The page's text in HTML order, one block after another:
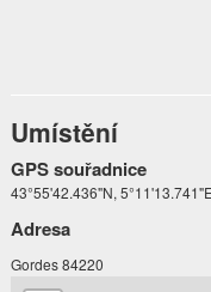
Umístění
GPS souřadnice
43°55'42.436"N,
Adresa
Gordes 84220